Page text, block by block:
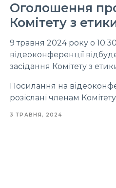
Оголошення
Комітету з
9 травня 2024 року о
відеоконференції
засідання Комітету з
Посилання на
розіслані членам
3 ТРАВНЯ, 2024